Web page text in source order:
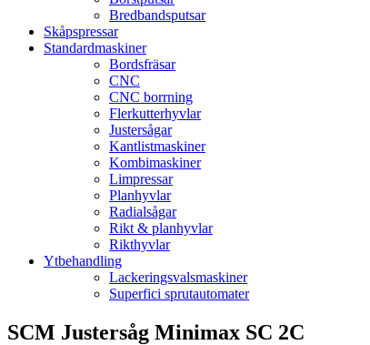
Bredbandsputsar
Skåpspressar
Standardmaskiner
Bordsfräsar
CNC
CNC borrning
Flerkutterhyvlar
Justersågar
Kantlistmaskiner
Kombimaskiner
Limpressar
Planhyvlar
Radialsågar
Rikt & planhyvlar
Rikthyvlar
Ytbehandling
Lackeringsvalsmaskiner
Superfici sprutautomater
SCM Justersåg Minimax SC 2C